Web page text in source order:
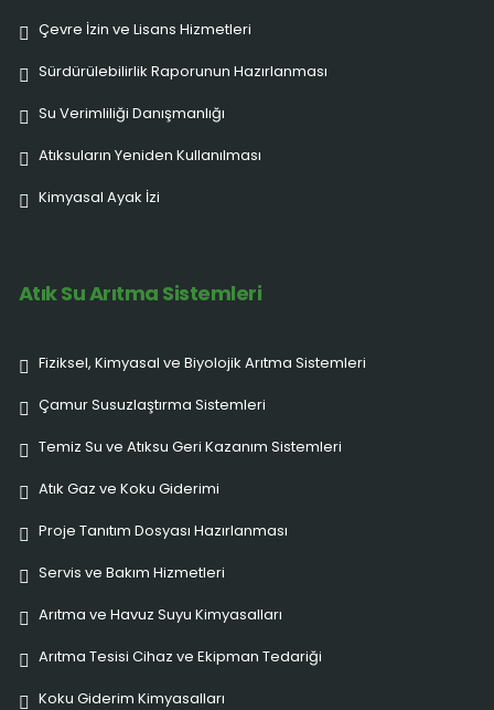
Çevre İzin ve Lisans Hizmetleri
Sürdürülebilirlik Raporunun Hazırlanması
Su Verimliliği Danışmanlığı
Atıksuların Yeniden Kullanılması
Kimyasal Ayak İzi
Atık Su Arıtma Sistemleri
Fiziksel, Kimyasal ve Biyolojik Arıtma Sistemleri
Çamur Susuzlaştırma Sistemleri
Temiz Su ve Atıksu Geri Kazanım Sistemleri
Atık Gaz ve Koku Giderimi
Proje Tanıtım Dosyası Hazırlanması
Servis ve Bakım Hizmetleri
Arıtma ve Havuz Suyu Kimyasalları
Arıtma Tesisi Cihaz ve Ekipman Tedariği
Koku Giderim Kimyasalları